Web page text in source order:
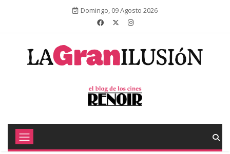
Domingo, 09 Agosto 2026